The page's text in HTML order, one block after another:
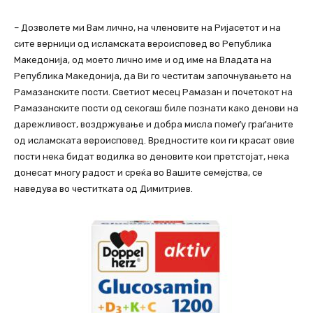
– Дозволете ми Вам лично, на членовите на Ријасетот и на
сите верници од исламската вероисповед во Република
Македонија, од моето лично име и од име на Владата на
Република Македонија, да Ви го честитам започнувањето на
Рамазанските пости. Светиот месец Рамазан и почетокот на
Рамазанските пости од секогаш биле познати како денови на
дарежливост, воздржување и добра мисла помеѓу граѓаните
од исламската вероисповед. Вредностите кои ги красат овие
пости нека бидат водилка во деновите кои претстојат, нека
донесат многу радост и среќа во Вашите семејства, се
наведува во честитката од Димитриев.